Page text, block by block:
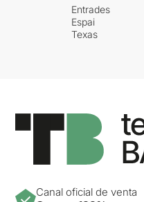
Entrades
Espai
Texas
Canal oficial de venta